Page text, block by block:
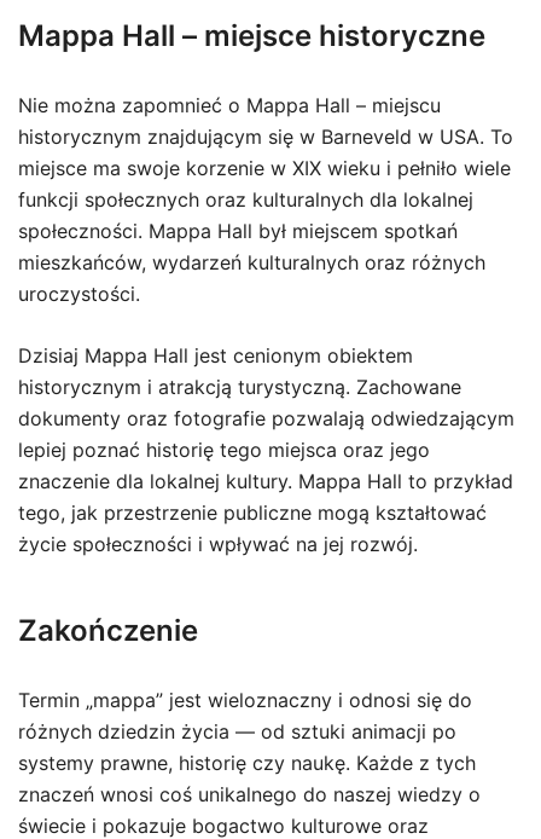
Mappa Hall – miejsce historyczne
Nie można zapomnieć o Mappa Hall – miejscu
historycznym znajdującym się w Barneveld w USA. To
miejsce ma swoje korzenie w XIX wieku i pełniło wiele
funkcji społecznych oraz kulturalnych dla lokalnej
społeczności. Mappa Hall był miejscem spotkań
mieszkańców, wydarzeń kulturalnych oraz różnych
uroczystości.
Dzisiaj Mappa Hall jest cenionym obiektem
historycznym i atrakcją turystyczną. Zachowane
dokumenty oraz fotografie pozwalają odwiedzającym
lepiej poznać historię tego miejsca oraz jego
znaczenie dla lokalnej kultury. Mappa Hall to przykład
tego, jak przestrzenie publiczne mogą kształtować
życie społeczności i wpływać na jej rozwój.
Zakończenie
Termin „mappa” jest wieloznaczny i odnosi się do
różnych dziedzin życia — od sztuki animacji po
systemy prawne, historię czy naukę. Każde z tych
znaczeń wnosi coś unikalnego do naszej wiedzy o
świecie i pokazuje bogactwo kulturowe oraz